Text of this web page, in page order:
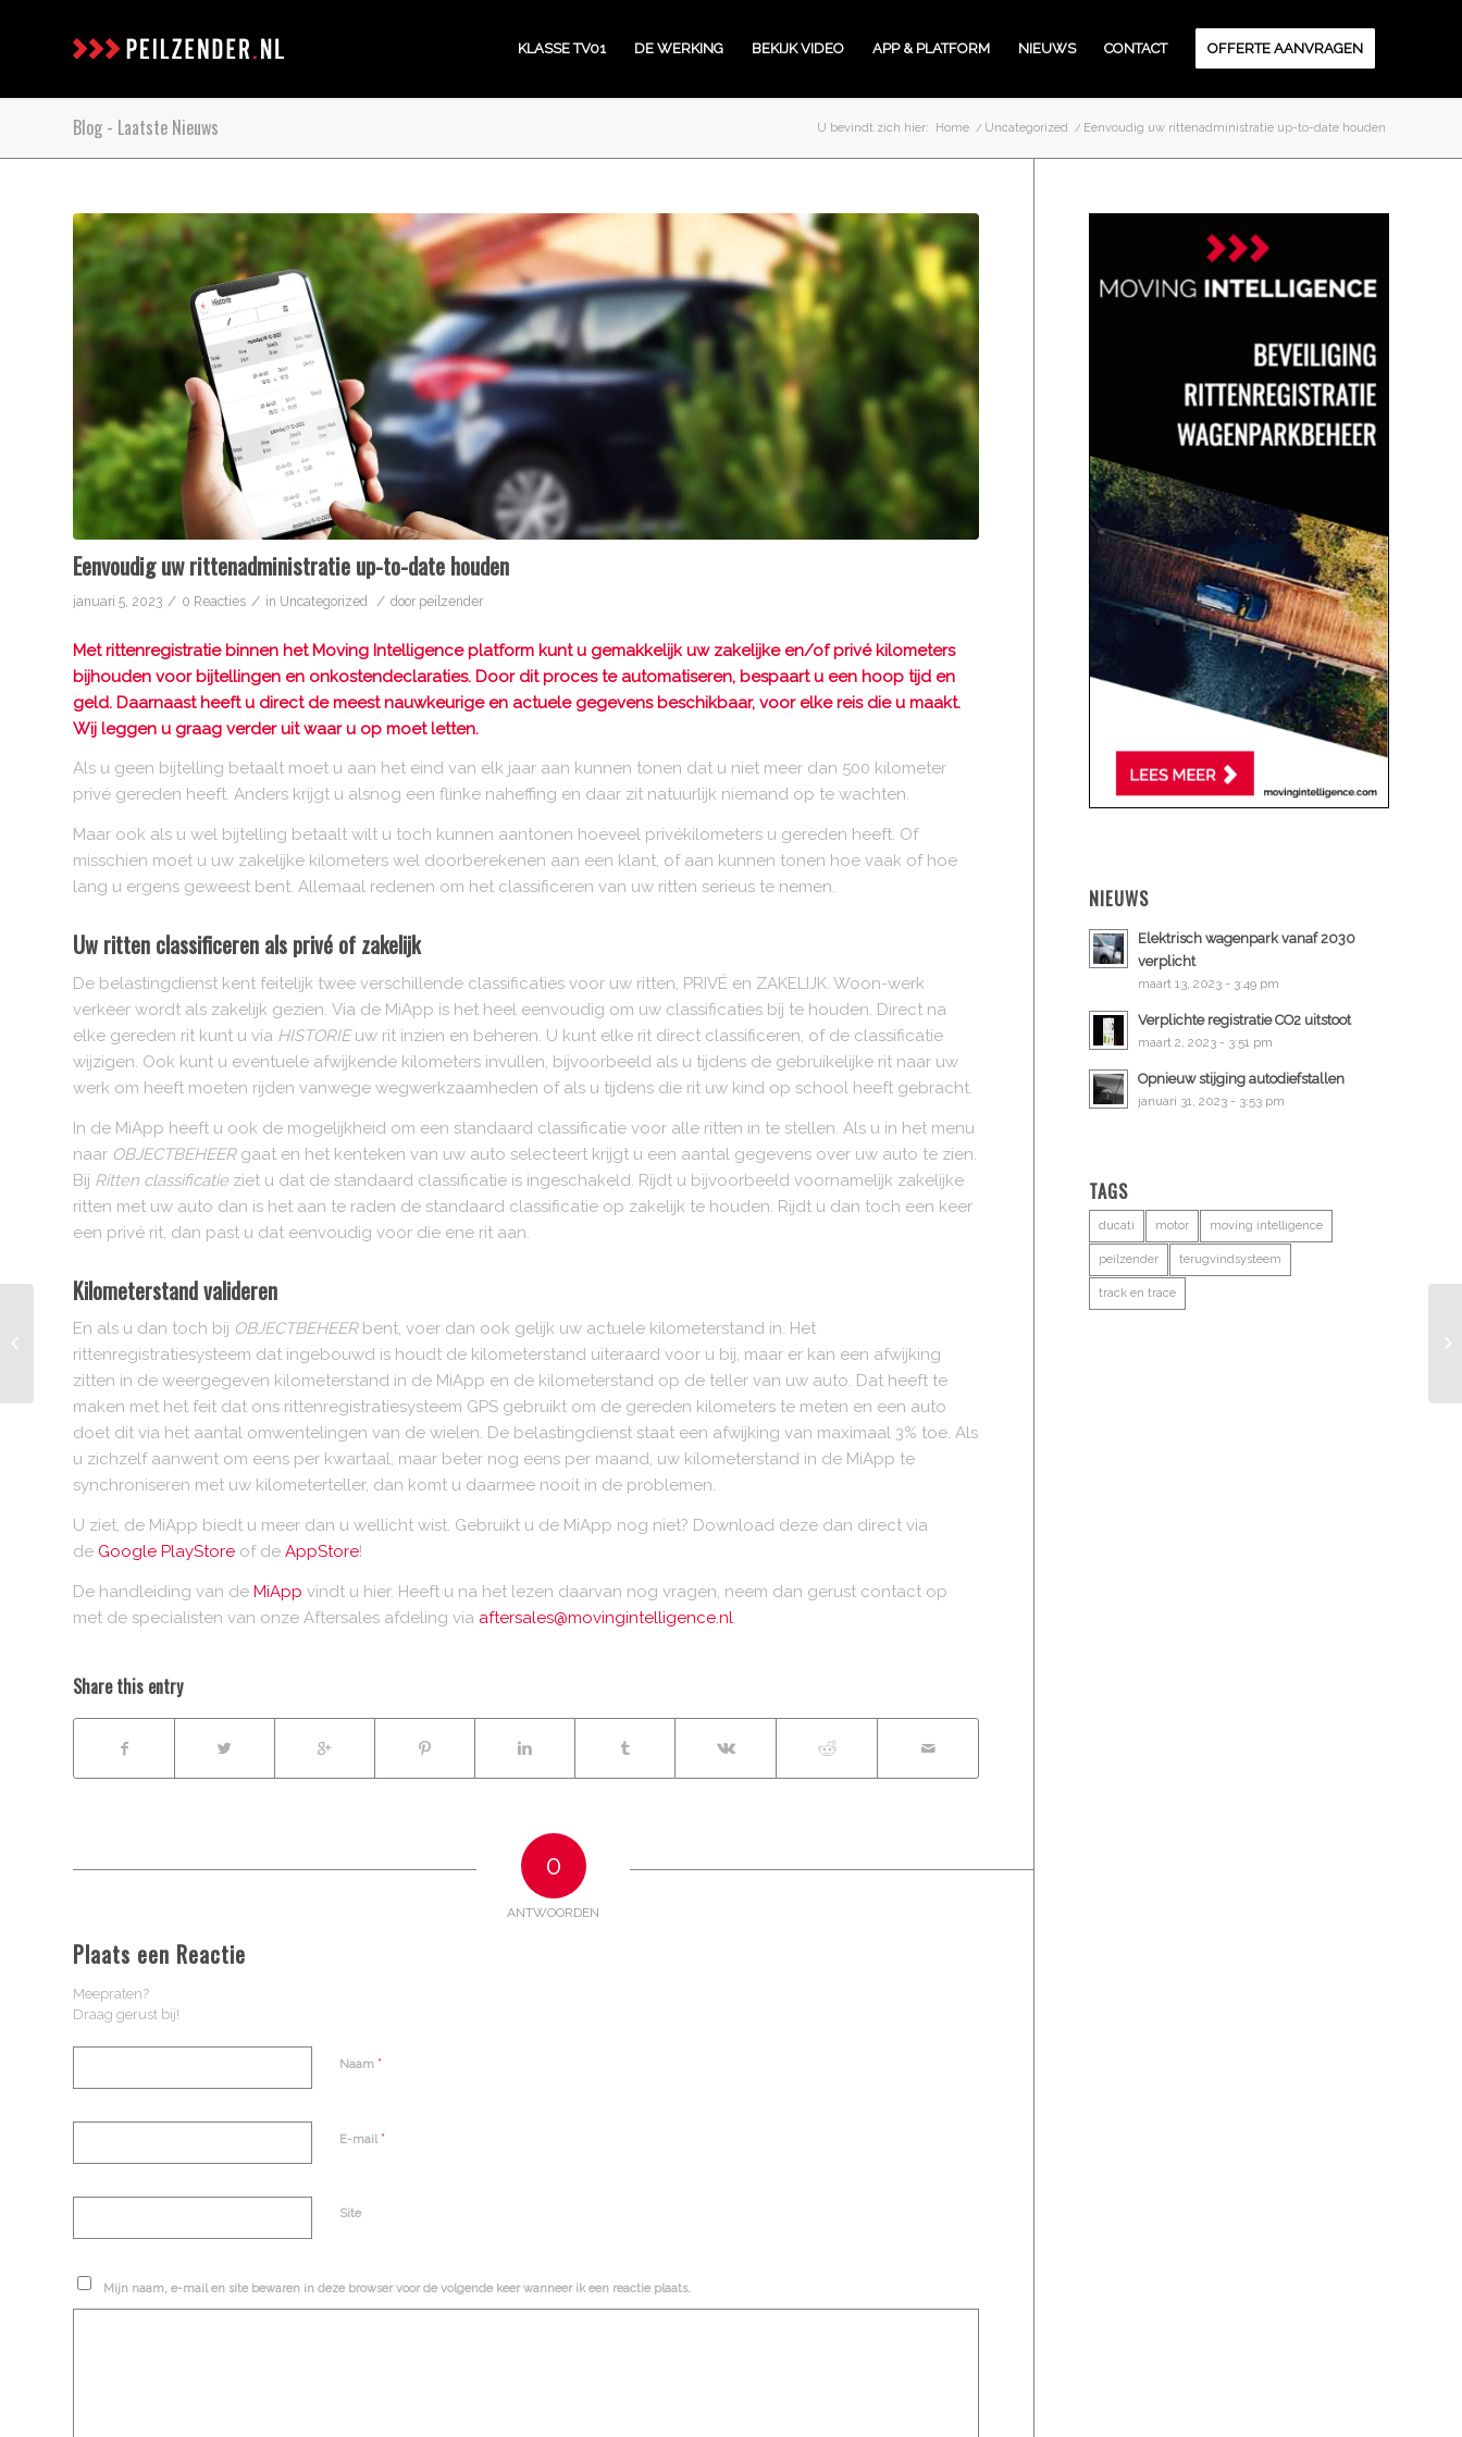
KLASSE TV01 DE WERKING BEKIJK VIDEO APP & PLATFORM NIEUWS CONTACT OFFERTE AANVRAGEN
Blog - Laatste Nieuws U bevindt zich hier: Home / Uncategorized / Eenvoudig uw rittenadministratie up-to-date houden
Eenvoudig uw rittenadministratie up-to-date houden
januari 5, 2023 / 0 Reacties / in Uncategorized / door peilzender
Met rittenregistratie binnen het Moving Intelligence platform kunt u gemakkelijk uw zakelijke en/of privé kilometers
bijhouden voor bijtellingen en onkostendeclaraties. Door dit proces te automatiseren, bespaart u een hoop tijd en
geld. Daarnaast heeft u direct de meest nauwkeurige en actuele gegevens beschikbaar, voor elke reis die u maakt.
Wij leggen u graag verder uit waar u op moet letten.
Als u geen bijtelling betaalt moet u aan het eind van elk jaar aan kunnen tonen dat u niet meer dan 500 kilometer
privé gereden heeft. Anders krijgt u alsnog een flinke naheffing en daar zit natuurlijk niemand op te wachten.
Maar ook als u wel bijtelling betaalt wilt u toch kunnen aantonen hoeveel privékilometers u gereden heeft. Of
misschien moet u uw zakelijke kilometers wel doorberekenen aan een klant, of aan kunnen tonen hoe vaak of hoe
lang u ergens geweest bent. Allemaal redenen om het classificeren van uw ritten serieus te nemen.
Uw ritten classificeren als privé of zakelijk
De belastingdienst kent feitelijk twee verschillende classificaties voor uw ritten, PRIVÉ en ZAKELIJK. Woon-werk
verkeer wordt als zakelijk gezien. Via de MiApp is het heel eenvoudig om uw classificaties bij te houden. Direct na
elke gereden rit kunt u via HISTORIEuw rit inzien en beheren. U kunt elke rit direct classificeren, of de classificatie
wijzigen. Ook kunt u eventuele afwijkende kilometers invullen, bijvoorbeeld als u tijdens de gebruikelijke rit naar uw
werk om heeft moeten rijden vanwege wegwerkzaamheden of als u tijdens die rit uw kind op school heeft gebracht.
In de MiApp heeft u ook de mogelijkheid om een standaard classificatie voor alle ritten in te stellen. Als u in het menu
naar OBJECTBEHEERgaat en het kenteken van uw auto selecteert krijgt u een aantal gegevens over uw auto te zien.
Bij Ritten classificatieziet u dat de standaard classificatie is ingeschakeld. Rijdt u bijvoorbeeld voornamelijk zakelijke
ritten met uw auto dan is het aan te raden de standaard classificatie op zakelijk te houden. Rijdt u dan toch een keer
een privé rit, dan past u dat eenvoudig voor die ene rit aan.
Kilometerstand valideren
En als u dan toch bij OBJECTBEHEERbent, voer dan ook gelijk uw actuele kilometerstand in. Het
rittenregistratiesysteem dat ingebouwd is houdt de kilometerstand uiteraard voor u bij, maar er kan een afwijking
zitten in de weergegeven kilometerstand in de MiApp en de kilometerstand op de teller van uw auto. Dat heeft te
maken met het feit dat ons rittenregistratiesysteem GPS gebruikt om de gereden kilometers te meten en een auto
doet dit via het aantal omwentelingen van de wielen. De belastingdienst staat een afwijking van maximaal 3% toe. Als
u zichzelf aanwent om eens per kwartaal, maar beter nog eens per maand, uw kilometerstand in de MiApp te
synchroniseren met uw kilometerteller, dan komt u daarmee nooit in de problemen.
U ziet, de MiApp biedt u meer dan u wellicht wist. Gebruikt u de MiApp nog niet? Download deze dan direct via
de Google PlayStore of de AppStore!
De handleiding van de MiApp vindt u hier. Heeft u na het lezen daarvan nog vragen, neem dan gerust contact op
met de specialisten van onze Aftersales afdeling via aftersales@movingintelligence.nl.
Share this entry
0
ANTWOORDEN
Plaats een Reactie
Meepraten?
Draag gerust bij!
Naam *
E-mail *
Site
Mijn naam, e-mail en site bewaren in deze browser voor de volgende keer wanneer ik een reactie plaats.
NIEUWS
Elektrisch wagenpark vanaf 2030
verplicht
maart 13, 2023 - 3:49 pm
Verplichte registratie CO2 uitstoot
maart 2, 2023 - 3:51 pm
Opnieuw stijging autodiefstallen
januari 31, 2023 - 3:53 pm
TAGS
ducati motor moving intelligence
peilzender terugvindsysteem
track en trace
Gestolen Ducati motor
teruggevonden